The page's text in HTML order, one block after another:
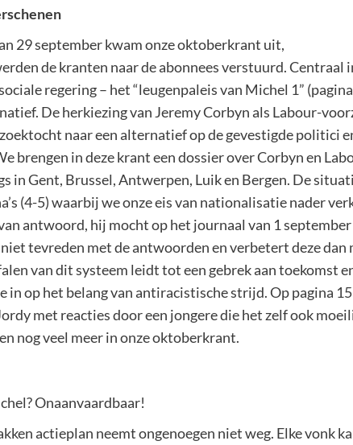
29 september kwam onze oktoberkrant uit,
de kranten naar de abonnees verstuurd. Centraal
regering – het “leugenpaleis van Michel 1”
De herkiezing van Jeremy Corbyn als Labour-
naar een alternatief op de gevestigde politici
brengen in deze krant een dossier over Corbyn en
in Gent, Brussel, Antwerpen, Luik en Bergen. De
(4-5) waarbij we onze eis van nationalisatie nader
antwoord, hij mocht op het journaal van 1
tevreden met de antwoorden en verbetert deze dan
van dit systeem leidt tot een gebrek aan toekomst
in op het belang van antiracistische strijd. Op pagina
met reacties door een jongere die het zelf ook
nog veel meer in onze oktoberkrant.
Onaanvaardbaar!
actieplan neemt ongenoegen niet weg. Elke vonk